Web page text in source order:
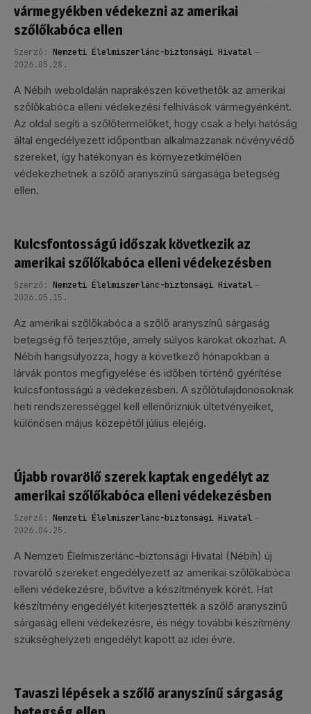
vármegyékben védekezni az amerikai
szőlőkabóca ellen
Szerző: Nemzeti Élelmiszerlánc-biztonsági Hivatal
2026.05.28.
A Nébih weboldalán naprakészen követhetők az amerikai
szőlőkabóca elleni védekezési felhívások vármegyénként.
Az oldal segíti a szőlőtermelőket, hogy csak a helyi hatóság
által engedélyezett időpontban alkalmazzanak növényvédő
szereket, így hatékonyan és környezetkímélően
védekezhetnek a szőlő aranyszínű sárgasága betegség
ellen.
Kulcsfontosságú időszak következik az
amerikai szőlőkabóca elleni védekezésben
Szerző: Nemzeti Élelmiszerlánc-biztonsági Hivatal
2026.05.15.
Az amerikai szőlőkabóca a szőlő aranyszínű sárgaság
betegség fő terjesztője, amely súlyos károkat okozhat. A
Nébih hangsúlyozza, hogy a következő hónapokban a
lárvák pontos megfigyelése és időben történő gyérítése
kulcsfontosságú a védekezésben. A szőlőtulajdonosoknak
heti rendszerességgel kell ellenőrizniük ültetvényeiket,
különösen május közepétől július elejéig.
Újabb rovarölő szerek kaptak engedélyt az
amerikai szőlőkabóca elleni védekezésben
Szerző: Nemzeti Élelmiszerlánc-biztonsági Hivatal
2026.04.25.
A Nemzeti Élelmiszerlánc-biztonsági Hivatal (Nébih) új
rovarölő szereket engedélyezett az amerikai szőlőkabóca
elleni védekezésre, bővítve a készítmények körét. Hat
készítmény engedélyét kiterjesztették a szőlő aranyszínű
sárgaság elleni védekezésre, és négy további készítmény
szükséghelyzeti engedélyt kapott az idei évre.
Tavaszi lépések a szőlő aranyszínű sárgaság